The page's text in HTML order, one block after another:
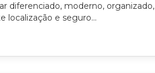
diferenciado, moderno, organizado,
localização e seguro...